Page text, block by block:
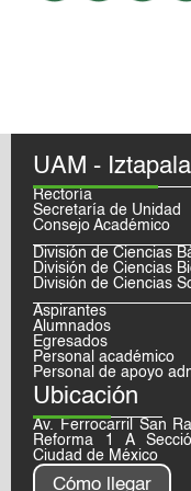
UAM -
Rectoría
Secretaría de Unidad
Consejo Académico
División de Ciencias
División de Ciencias
División de Ciencias
Aspirantes
Alumnados
Egresados
Personal académico
Personal de apoyo
Ubicación
Av. Ferrocarril San
Reforma 1 A
Ciudad de México
Cómo llegar